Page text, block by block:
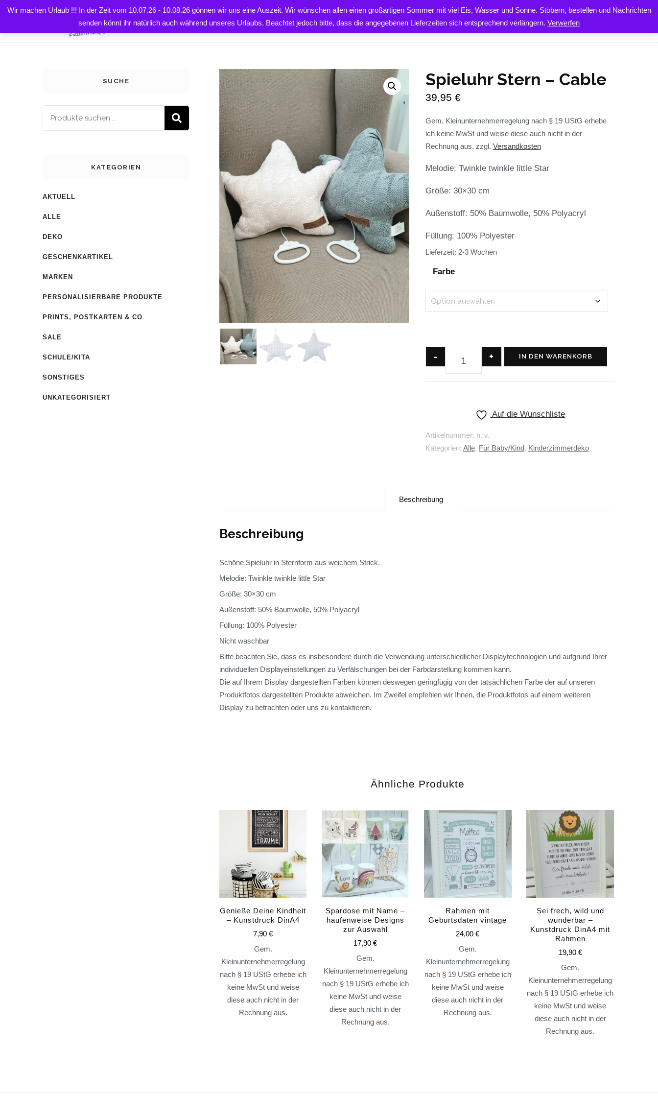
Wir machen Urlaub !!! In der Zeit vom 10.07.26 - 10.08.26 gönnen wir uns eine Auszeit. Wir wünschen allen einen großartigen Sommer mit viel Eis, Wasser und Sonne. Stöbern, bestellen und Nachrichten
senden könnt ihr natürlich auch während unseres Urlaubs. Beachtet jedoch bitte, dass die angegebenen Lieferzeiten sich entsprechend verlängern. Verwerfen
HOME PRODUKTE ÜBER UNS KONTAKT
Startseite Shop Deko Kinderzimmerdeko Spieluhr Stern – Cable
Spieluhr Stern – Cable
39,95 €
Gem. Kleinunternehmerregelung nach § 19 UStG erhebe
ich keine MwSt und weise diese auch nicht in der
Rechnung aus. zzgl. Versandkosten
Melodie: Twinkle twinkle little Star
Größe: 30×30 cm
Außenstoff: 50% Baumwolle, 50% Polyacryl
Füllung: 100% Polyester
Lieferzeit: 2-3 Wochen
Farbe
- + IN DEN WARENKORB
Auf die Wunschliste
Artikelnummer: n. v.
Kategorien: Alle, Für Baby/Kind, Kinderzimmerdeko
Beschreibung
Beschreibung
Schöne Spieluhr in Sternform aus weichem Strick.
Melodie: Twinkle twinkle little Star
Größe: 30×30 cm
Außenstoff: 50% Baumwolle, 50% Polyacryl
Füllung: 100% Polyester
Nicht waschbar
Bitte beachten Sie, dass es insbesondere durch die Verwendung unterschiedlicher Displaytechnologien und aufgrund Ihrer
individuellen Displayeinstellungen zu Verfälschungen bei der Farbdarstellung kommen kann.
Die auf Ihrem Display dargestellten Farben können deswegen geringfügig von der tatsächlichen Farbe der auf unseren
Produktfotos dargestellten Produkte abweichen. Im Zweifel empfehlen wir Ihnen, die Produktfotos auf einem weiteren
Display zu betrachten oder uns zu kontaktieren.
Ähnliche Produkte
Genieße Deine Kindheit
– Kunstdruck DinA4
7,90€
Gem.
Kleinunternehmerregelung
nach § 19 UStG erhebe ich
keine MwSt und weise
diese auch nicht in der
Rechnung aus.
Spardose mit Name –
haufenweise Designs
zur Auswahl
17,90€
Gem.
Kleinunternehmerregelung
nach § 19 UStG erhebe ich
keine MwSt und weise
diese auch nicht in der
Rechnung aus.
Rahmen mit
Geburtsdaten vintage
24,00€
Gem.
Kleinunternehmerregelung
nach § 19 UStG erhebe ich
keine MwSt und weise
diese auch nicht in der
Rechnung aus.
Sei frech, wild und
wunderbar –
Kunstdruck DinA4 mit
Rahmen
19,90 €
Gem.
Kleinunternehmerregelung
nach § 19 UStG erhebe ich
keine MwSt und weise
diese auch nicht in der
Rechnung aus.
SUCHE
SUCHEN
KATEGORIEN
AKTUELL
ALLE
DEKO
GESCHENKARTIKEL
MARKEN
PERSONALISIERBARE PRODUKTE
PRINTS, POSTKARTEN & CO
SALE
SCHULE/KITA
SONSTIGES
UNKATEGORISIERT